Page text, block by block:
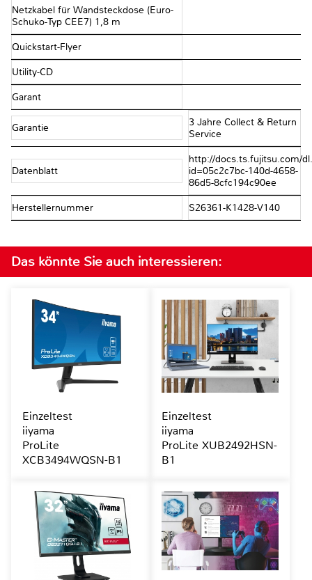
Netzkabel für Wandsteckdose (Euro-
Schuko-Typ CEE7) 1,8 m
Quickstart-Flyer
Utility-CD
Garant
Garantie
3 Jahre Collect & Return
Service
Datenblatt
http://docs.ts.fujitsu.com/
id=05c2c7bc-140d-4658-
86d5-8cfc194c90ee
Herstellernummer S26361-K1428-V140
Das könnte Sie auch interessieren:
Einzeltest
iiyama
ProLite
XCB3494WQSN-B1
Einzeltest
iiyama
ProLite XUB2492HSN-
B1